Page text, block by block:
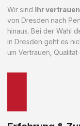
Wir sind Ihr
von Dresden nach
hinaus. Bei der Wahl
in Dresden geht es
um Vertrauen,